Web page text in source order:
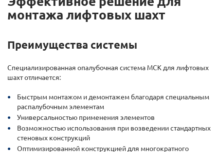
монтажа лифтовых шахт
Преимущества системы
Специализированная опалубочная система МСК для лифтовых
шахт отличается:
Быстрым монтажом и демонтажем благодаря специальным
распалубочным элементам
Универсальностью применения элементов
Возможностью использования при возведении стандартных
стеновых конструкций
Оптимизированной конструкцией для многократного